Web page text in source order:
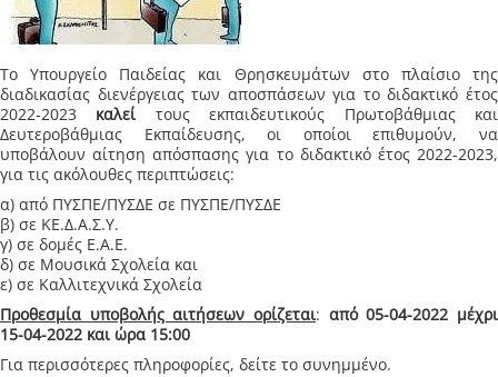
Το Υπουργείο Παιδείας και Θρησκευμάτων στο πλαίσιο της
διαδικασίας διενέργειας των αποσπάσεων για το διδακτικό έτος
2022-2023 καλεί τους εκπαιδευτικούς Πρωτοβάθμιας και
Δευτεροβάθμιας Εκπαίδευσης, οι οποίοι επιθυμούν, να
υποβάλουν αίτηση απόσπασης για το διδακτικό έτος 2022-2023,
για τις ακόλουθες περιπτώσεις:
α) από ΠΥΣΠΕ/ΠΥΣΔΕ σε ΠΥΣΠΕ/ΠΥΣΔΕ
β) σε ΚΕ.Δ.Α.Σ.Υ.
γ) σε δομές Ε.Α.Ε.
δ) σε Μουσικά Σχολεία και
ε) σε Καλλιτεχνικά Σχολεία
Προθεσμία υποβολής αιτήσεων ορίζεται: από 05-04-2022 μέχρι
15-04-2022 και ώρα 15:00
Για περισσότερες πληροφορίες, δείτε το συνημμένο.